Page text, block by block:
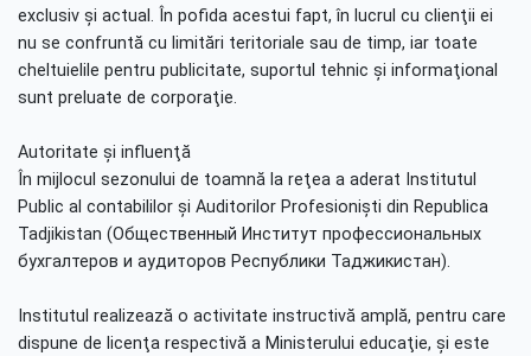
exclusiv şi actual. În pofida acestui fapt, în lucrul cu clienţii ei
nu se confruntă cu limitări teritoriale sau de timp, iar toate
cheltuielile pentru publicitate, suportul tehnic şi informaţional
sunt preluate de corporaţie.
Autoritate şi influenţă
În mijlocul sezonului de toamnă la reţea a aderat Institutul
Public al contabililor şi Auditorilor Profesionişti din Republica
Tadjikistan (Общественный Институт профессиональных
бухгалтеров и аудиторов Республики Таджикистан).
Institutul realizează o activitate instructivă amplă, pentru care
dispune de licenţa respectivă a Ministerului educaţie, şi este